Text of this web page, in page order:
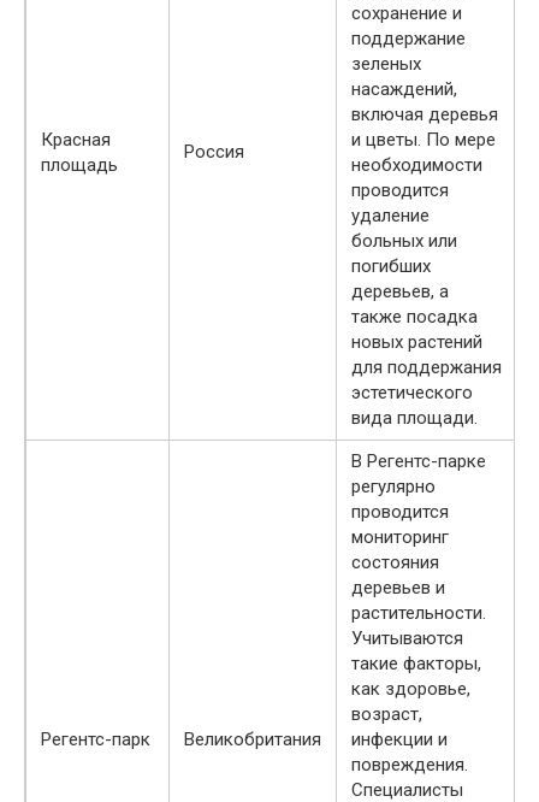
Красная
площадь
Россия
сохранение и
поддержание
зеленых
насаждений,
включая деревья
и цветы. По мере
необходимости
проводится
удаление
больных или
погибших
деревьев, а
также посадка
новых растений
для поддержания
эстетического
вида площади.
Регентс-парк Великобритания
В Регентс-парке
регулярно
проводится
мониторинг
состояния
деревьев и
растительности.
Учитываются
такие факторы,
как здоровье,
возраст,
инфекции и
повреждения.
Специалисты